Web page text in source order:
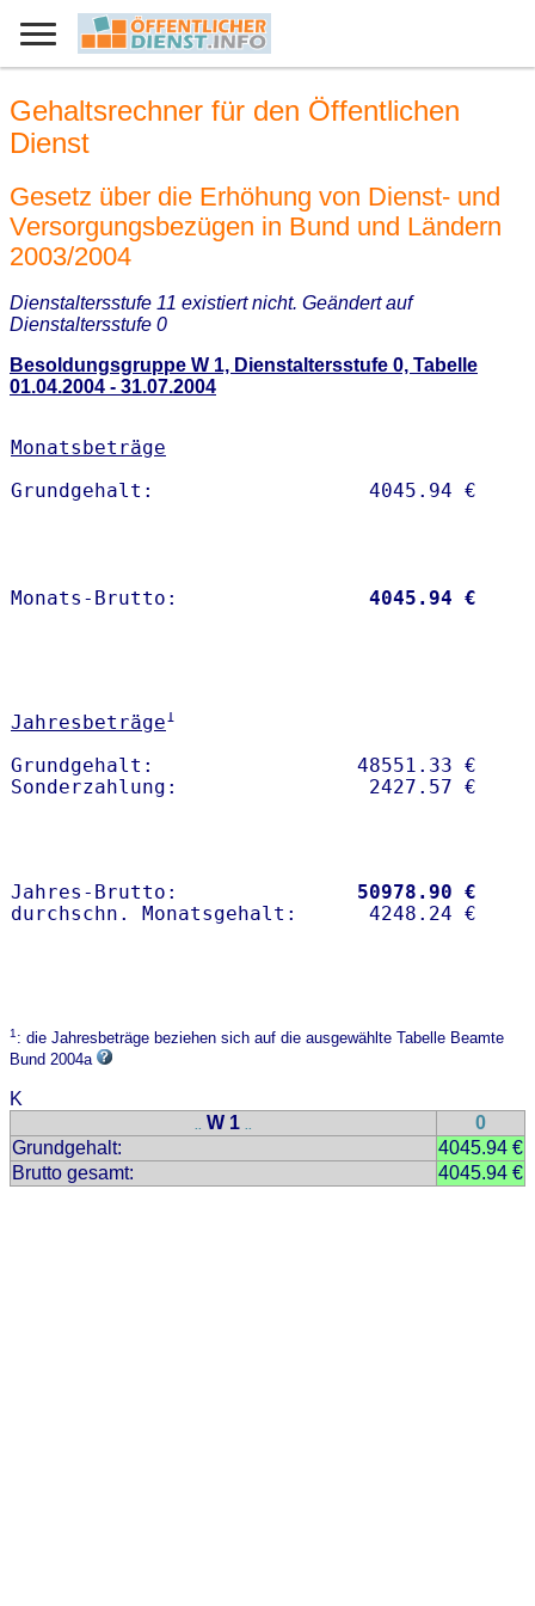
Gehaltsrechner für den Öffentlichen
Dienst
Gesetz über die Erhöhung von Dienst- und
Versorgungsbezügen in Bund und Ländern
2003/2004
Dienstaltersstufe 11 existiert nicht. Geändert auf
Dienstaltersstufe 0
Besoldungsgruppe W 1, Dienstaltersstufe 0, Tabelle
01.04.2004 - 31.07.2004
Monatsbeträge
Monats-Brutto: 4045.94 €
Jahresbeträge1
Grundgehalt:                 48551.33 €
Jahres-Brutto: 50978.90 €
1: die Jahresbeträge beziehen sich auf die ausgewählte Tabelle Beamte
Bund 2004a
K
.. W 1 ..
0
Grundgehalt:
4045.94 €
Brutto gesamt:
4045.94 €